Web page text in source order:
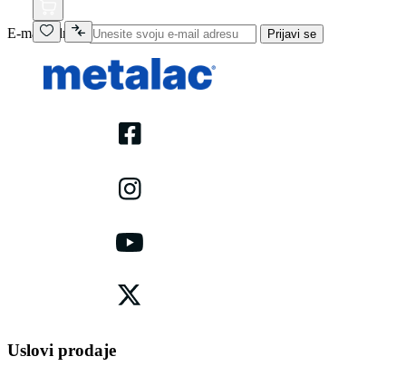
E-mail adresa Prijavi se
Uslovi prodaje